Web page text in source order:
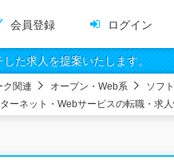
会員登録 ログイン
た求人を提案いたします。
ク関連 オープン・Web系 ソフ
ーネット・Webサービスの転職・求